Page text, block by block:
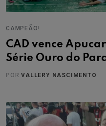
CAMPEÃO!
CAD vence
Série Ouro do
PORVALLERY NASCIMENTO